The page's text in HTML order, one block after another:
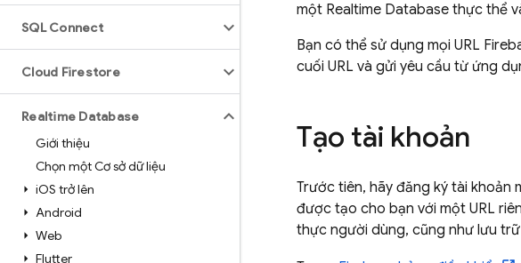
SQL Connect
Cloud Firestore
Realtime Database
Giới thiệu
Chọn một Cơ sở dữ liệu
iOS trở lên
Android
Web
Flutter
một Realtime Database thực thể
Bạn có thể sử dụng mọi URL
cuối URL và gửi yêu cầu từ ứng
Tạo tài khoản
Trước tiên, hãy đăng ký tài khoản
được tạo cho bạn với một URL
thực người dùng, cũng như lưu